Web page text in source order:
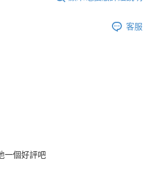
客服
一個好評吧